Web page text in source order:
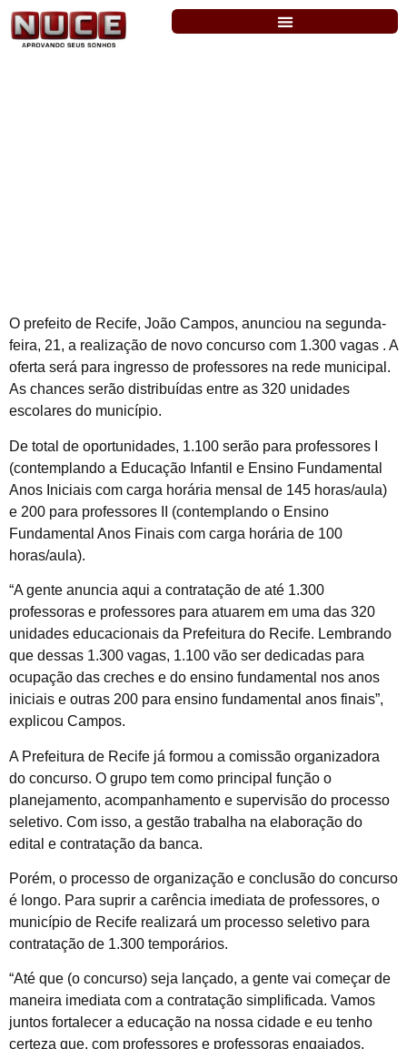
O prefeito de Recife, João Campos, anunciou na segunda-
feira, 21, a realização de novo concurso com 1.300 vagas . A
oferta será para ingresso de professores na rede municipal.
As chances serão distribuídas entre as 320 unidades
escolares do município.
De total de oportunidades, 1.100 serão para professores I
(contemplando a Educação Infantil e Ensino Fundamental
Anos Iniciais com carga horária mensal de 145 horas/aula)
e 200 para professores II (contemplando o Ensino
Fundamental Anos Finais com carga horária de 100
horas/aula).
“A gente anuncia aqui a contratação de até 1.300
professoras e professores para atuarem em uma das 320
unidades educacionais da Prefeitura do Recife. Lembrando
que dessas 1.300 vagas, 1.100 vão ser dedicadas para
ocupação das creches e do ensino fundamental nos anos
iniciais e outras 200 para ensino fundamental anos finais”,
explicou Campos.
A Prefeitura de Recife já formou a comissão organizadora
do concurso. O grupo tem como principal função o
planejamento, acompanhamento e supervisão do processo
seletivo. Com isso, a gestão trabalha na elaboração do
edital e contratação da banca.
Porém, o processo de organização e conclusão do concurso
é longo. Para suprir a carência imediata de professores, o
município de Recife realizará um processo seletivo para
contratação de 1.300 temporários.
“Até que (o concurso) seja lançado, a gente vai começar de
maneira imediata com a contratação simplificada. Vamos
juntos fortalecer a educação na nossa cidade e eu tenho
certeza que, com professores e professoras engajados,